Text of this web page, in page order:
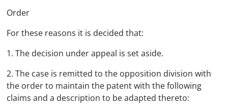
Order
For these reasons it is decided that:
1. The decision under appeal is set aside.
2. The case is remitted to the opposition division with
the order to maintain the patent with the following
claims and a description to be adapted thereto: